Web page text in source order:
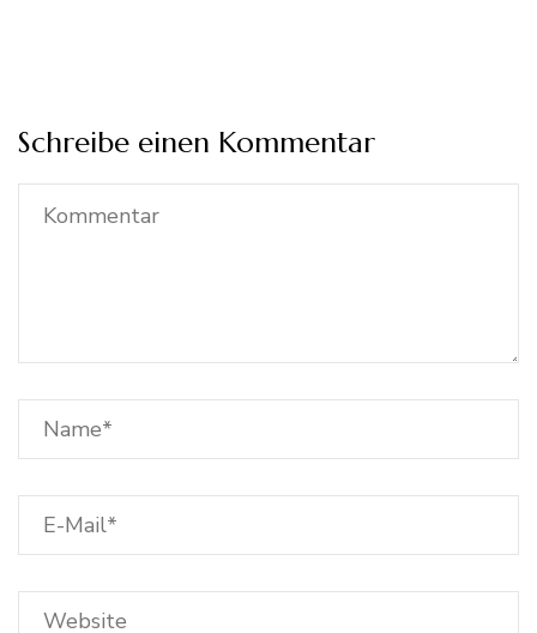
Schreibe einen Kommentar